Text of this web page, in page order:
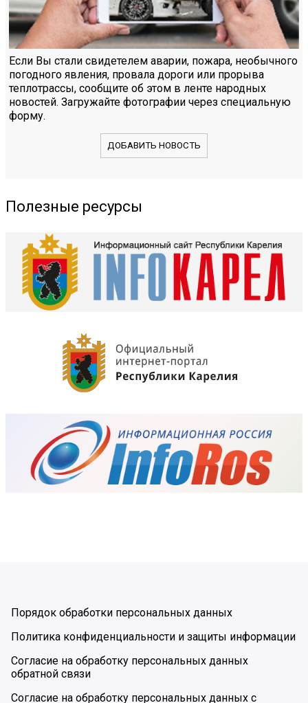
Если Вы стали свидетелем аварии, пожара, необычного
погодного явления, провала дороги или прорыва
теплотрассы, сообщите об этом в ленте народных
новостей. Загружайте фотографии через специальную
форму.
ДОБАВИТЬ НОВОСТЬ
Полезные ресурсы
Порядок обработки персональных данных
Политика конфиденциальности и защиты информации
Согласие на обработку персональных данных
обратной связи
Согласие на обработку персональных данных с